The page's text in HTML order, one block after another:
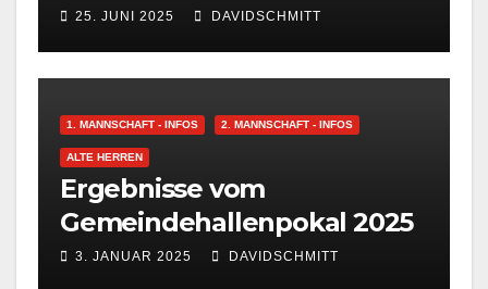
25. JUNI 2025 DAVIDSCHMITT
1. MANNSCHAFT - INFOS 2. MANNSCHAFT - INFOS
ALTE HERREN
Ergebnisse vom
Gemeindehallenpokal 2025
3. JANUAR 2025 DAVIDSCHMITT